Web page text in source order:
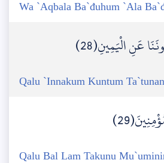
Wa `Aqbala Ba`đuhum `Ala
عَنِ الْيَمِينِ(28)
Qalu `Innakum Kuntum
Qalu Bal Lam Takunu